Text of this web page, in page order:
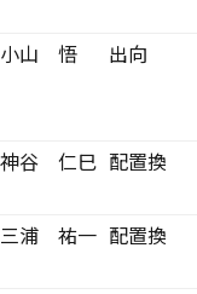
小山 悟
出向
神谷 仁巳 配置換
三浦 祐一 配置換